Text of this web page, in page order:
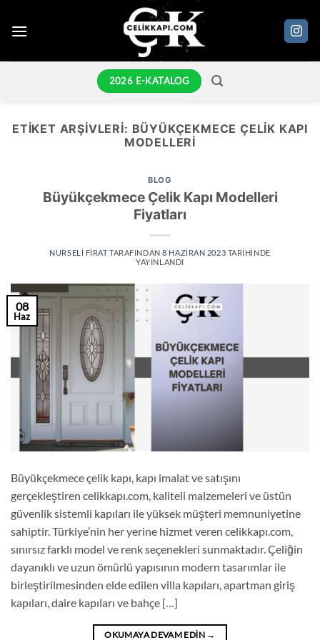
atla
2026 E-KATALOG
ETIKET ARŞIVLERI: BÜYÜKÇEKMECE ÇELIK KAPI
MODELLERI
BLOG
Büyükçekmece Çelik Kapı Modelleri
Fiyatları
NURSELI FIRATTARAFINDAN 8 HAZIRAN 2023 TARIHINDE
YAYINLANDI
08
Haz
Büyükçekmece çelik kapı, kapı imalat ve satışını
gerçekleştiren celikkapı.com, kaliteli malzemeleri ve üstün
güvenlik sistemli kapıları ile yüksek müşteri memnuniyetine
sahiptir. Türkiye’nin her yerine hizmet veren celikkapı.com,
sınırsız farklı model ve renk seçenekleri sunmaktadır. Çeliğin
dayanıklı ve uzun ömürlü yapısının modern tasarımlar ile
birleştirilmesinden elde edilen villa kapıları, apartman giriş
kapıları, daire kapıları ve bahçe […]
OKUMAYA DEVAM EDIN →